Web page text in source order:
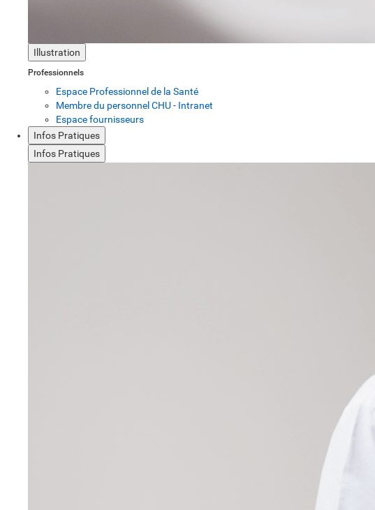
Illustration
Professionnels
Espace Professionnel de la Santé
Membre du personnel CHU - Intranet
Espace fournisseurs
Infos Pratiques
Infos Pratiques